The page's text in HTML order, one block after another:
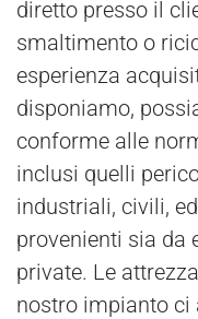
diretto presso il
smaltimento o
esperienza
disponiamo,
conforme alle
inclusi quelli
industriali, civili,
provenienti sia da
private. Le
nostro impianto ci